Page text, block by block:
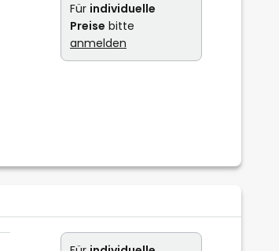
Für individuelle
Preise bitte
anmelden